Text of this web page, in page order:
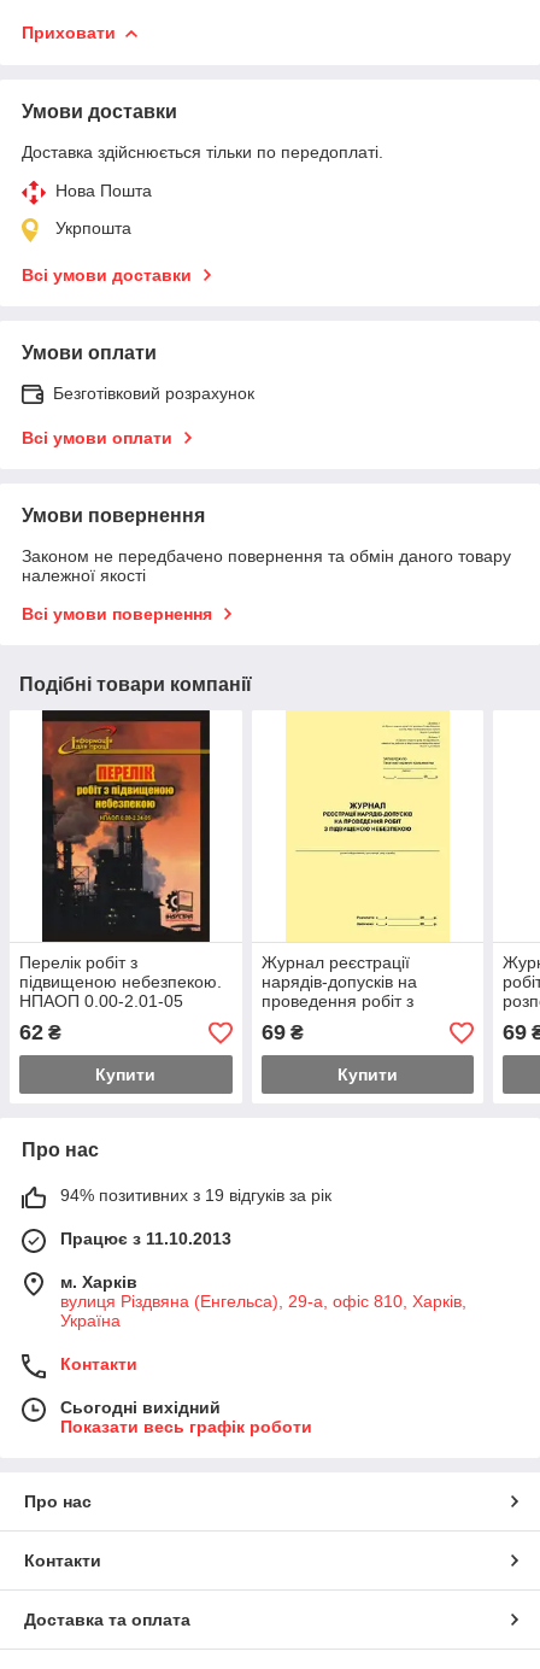
Приховати
Умови доставки
Доставка здійснюється тільки по передоплаті.
Нова Пошта
Укрпошта
Всі умови доставки
Умови оплати
Безготівковий розрахунок
Всі умови оплати
Умови повернення
Законом не передбачено повернення та обмін даного товару
належної якості
Всі умови повернення
Подібні товари компанії
Перелік робіт з
підвищеною небезпекою.
НПАОП 0.00-2.01-05
62 ₴
Купити
Журнал реєстрації
нарядів-допусків на
проведення робіт з
підвищеною небезпекою
69₴
Купити
69
Про нас
94% позитивних з 19 відгуків за рік
Працює з 11.10.2013
м. Харків
вулиця Різдвяна (Енгельса), 29-а, офіс 810, Харків,
Україна
Контакти
Сьогодні вихідний
Показати весь графік роботи
Про нас
Контакти
Доставка та оплата